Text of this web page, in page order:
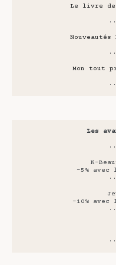
Le livre de
Nouveautés
Mon tout
Les
K-
-5% avec
-10% avec